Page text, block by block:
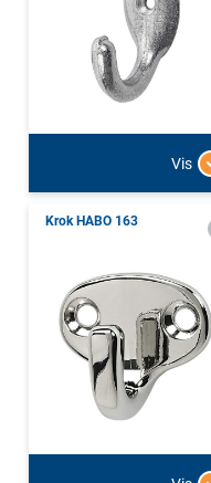
Vis
Krok HABO 163